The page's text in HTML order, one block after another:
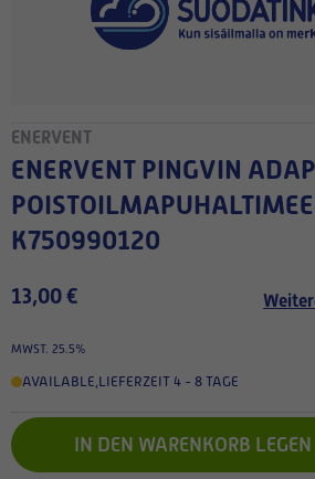
ENERVENT
ENERVENT PINGVIN ADAPTERI ECO
K750990120
13,00 €
MWST. 25.5%
AVAILABLE LIEFERZEIT 4 - 8 TAGE
IN DEN WARENKORB LEGEN